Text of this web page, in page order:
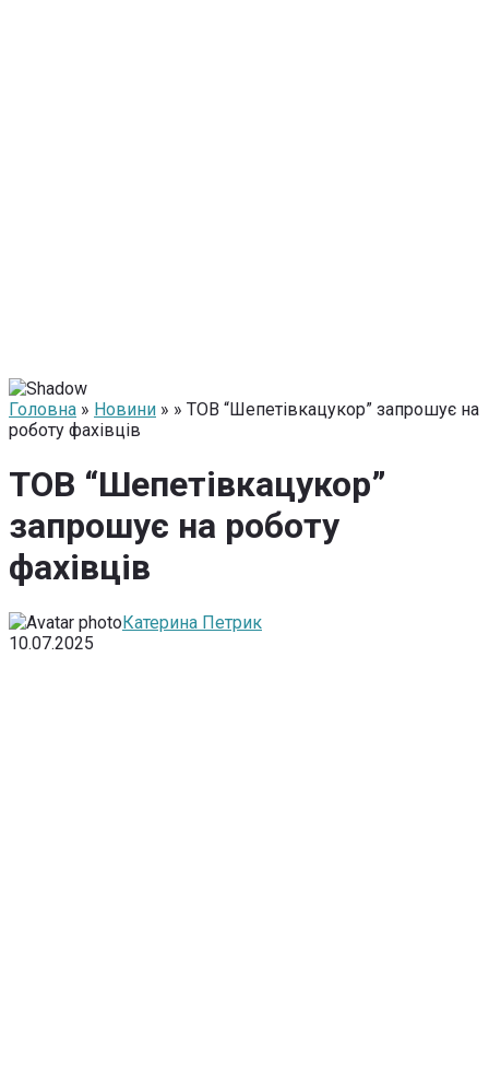
Головна » Новини » » ТОВ “Шепетівкацукор” запрошує на
роботу фахівців
ТОВ “Шепетівкацукор”
запрошує на роботу
фахівців
Катерина Петрик
10.07.2025